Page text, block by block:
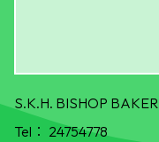
S.K.H. BISHOP
Tel： 24754778